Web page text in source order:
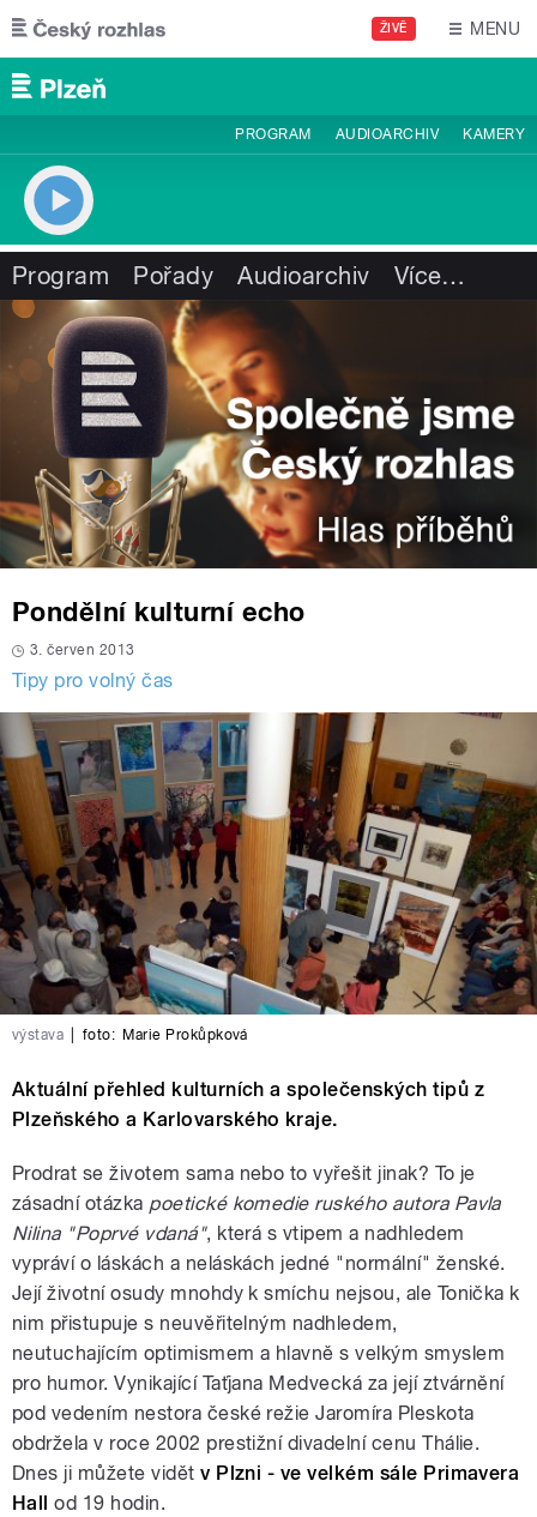
Přejít k hlavnímu obsahu
ŽIVĚ MENU
PROGRAM AUDIOARCHIV KAMERY
Program Pořady Audioarchiv Více…
Pondělní kulturní echo
3. červen 2013
Tipy pro volný čas
výstava foto: Marie Prokůpková
Aktuální přehled kulturních a společenských tipů z
Plzeňského a Karlovarského kraje.
Prodrat se životem sama nebo to vyřešit jinak? To je
zásadní otázka poetické komedie ruského autora Pavla
Nilina "Poprvé vdaná", která s vtipem a nadhledem
vypráví o láskách a neláskách jedné "normální" ženské.
Její životní osudy mnohdy k smíchu nejsou, ale Tonička k
nim přistupuje s neuvěřitelným nadhledem,
neutuchajícím optimismem a hlavně s velkým smyslem
pro humor. Vynikající Taťjana Medvecká za její ztvárnění
pod vedením nestora české režie Jaromíra Pleskota
obdržela v roce 2002 prestižní divadelní cenu Thálie.
Dnes ji můžete vidětv Plzni - ve velkém sále Primavera
Hall od 19 hodin.